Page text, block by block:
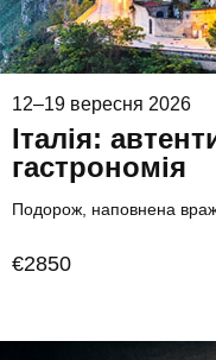
12–19 вересня 2026
Італія:
гастрономія
Подорож, наповнена
€2850